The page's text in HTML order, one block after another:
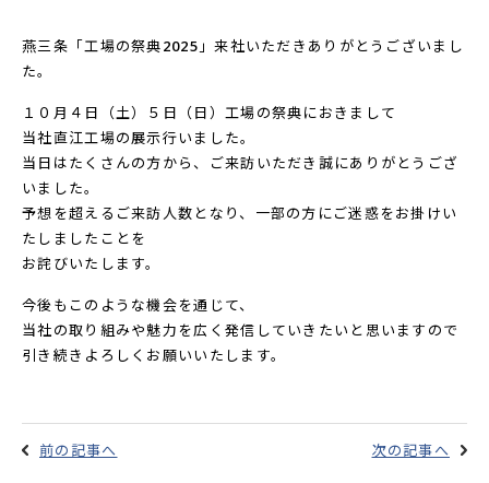
燕三条「工場の祭典2025」来社いただきありがとうございまし
た。
１０月４日（土）５日（日）工場の祭典におきまして
当社直江工場の展示行いました。
当日はたくさんの方から、ご来訪いただき誠にありがとうござ
いました。
予想を超えるご来訪人数となり、一部の方にご迷惑をお掛けい
たしましたことを
お詫びいたします。
今後もこのような機会を通じて、
当社の取り組みや魅力を広く発信していきたいと思いますので
引き続きよろしくお願いいたします。
前の記事へ 次の記事へ